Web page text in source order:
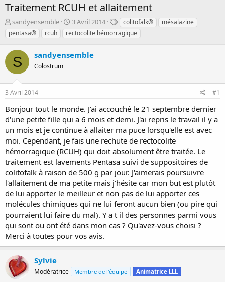
Traitement RCUH et allaitement
D
é
m
a
r
r
é
e
p
r
sandyensemble
D
a
t
d
é
t
3 Avril 2014
T
a
g
colitofalk®
mésalazine
pentasa®
rcuh rectocolite hémorragique
S sandyensemble
Colostrum
3 Avril 2014 #1
Bonjour tout le monde. J'ai accouché le 21 septembre dernier
d'une petite fille qui a 6 mois et demi. J'ai repris le travail il y a
un mois et je continue à allaiter ma puce lorsqu'elle est avec
moi. Cependant, je fais une rechute de rectocolite
hémorragique (RCUH) qui doit absolument être traitée. Le
traitement est lavements Pentasa suivi de suppositoires de
colitofalk à raison de 500 g par jour. J'aimerais poursuivre
l'allaitement de ma petite mais j'hésite car mon but est plutôt
de lui apporter le meilleur et non pas de lui apporter ces
molécules chimiques qui ne lui feront aucun bien (ou pire qui
pourraient lui faire du mal). Y a t il des personnes parmi vous
qui sont ou ont été dans mon cas ? Qu'avez-vous choisi ?
Merci à toutes pour vos avis.
Sylvie
Modératrice Membre de l'équipe Animatrice LLL